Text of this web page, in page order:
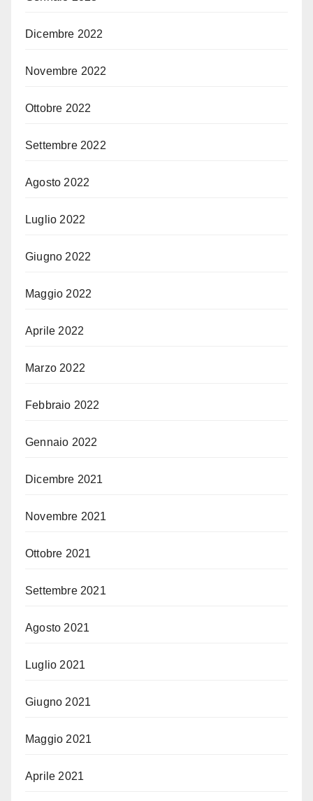
Dicembre 2022
Novembre 2022
Ottobre 2022
Settembre 2022
Agosto 2022
Luglio 2022
Giugno 2022
Maggio 2022
Aprile 2022
Marzo 2022
Febbraio 2022
Gennaio 2022
Dicembre 2021
Novembre 2021
Ottobre 2021
Settembre 2021
Agosto 2021
Luglio 2021
Giugno 2021
Maggio 2021
Aprile 2021